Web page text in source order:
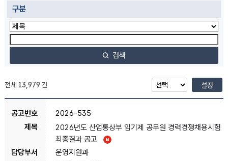
구분
검색
전체 13,979 건 설정
2026-535
2026년도 산업통상부 임기제 공무원 경력경쟁채용시험
최종결과 공고
운영지원과